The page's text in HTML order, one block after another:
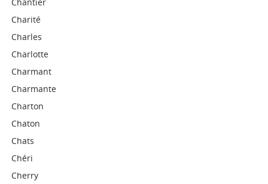
Charité
Charles
Charlotte
Charmant
Charmante
Charton
Chaton
Chats
Chéri
Cherry